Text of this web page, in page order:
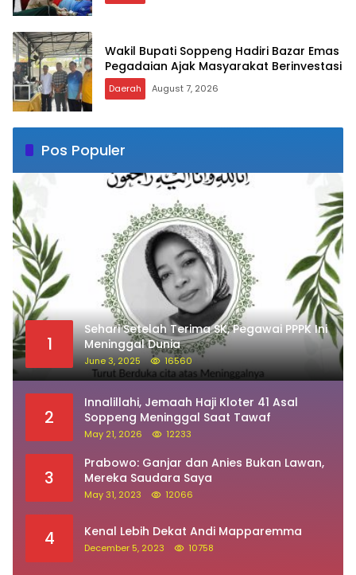
Wakil Bupati Soppeng Hadiri Bazar Emas
Pegadaian Ajak Masyarakat Berinvestasi
Daerah August 7, 2026
Pos Populer
1
Sehari Setelah Terima SK, Pegawai PPPK Ini
Meninggal Dunia
June 3, 2025 16560
2
Innalillahi, Jemaah Haji Kloter 41 Asal
Soppeng Meninggal Saat Tawaf
May 21, 2026 12233
3
Prabowo: Ganjar dan Anies Bukan Lawan,
Mereka Saudara Saya
May 31, 2023 12066
4 Kenal Lebih Dekat Andi Mapparemma
December 5, 2023 10758